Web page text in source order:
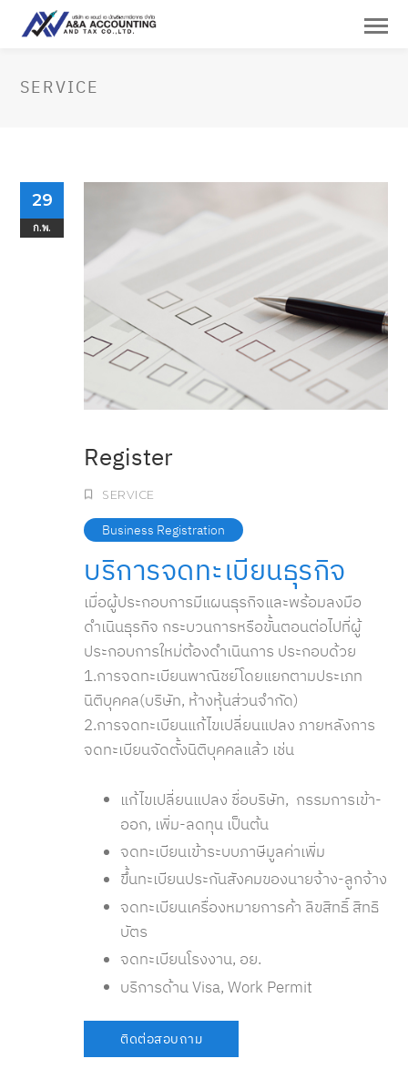
SERVICE
29
ก.พ.
Register
SERVICE
Business Registration
บริการจดทะเบียนธุรกิจ
เมื่อผู้ประกอบการมีแผนธุรกิจและพร้อมลงมือ
ดำเนินธุรกิจ กระบวนการหรือขั้นตอนต่อไปที่ผู้
ประกอบการใหม่ต้องดำเนินการ ประกอบด้วย
1.การจดทะเบียนพาณิชย์โดยแยกตามประเภท
นิติบุคคล(บริษัท, ห้างหุ้นส่วนจำกัด)
2.การจดทะเบียนแก้ไขเปลี่ยนแปลง ภายหลังการ
จดทะเบียนจัดตั้งนิติบุคคลแล้ว เช่น
แก้ไขเปลี่ยนแปลง ชื่อบริษัท, กรรมการเข้า-
ออก, เพิ่ม-ลดทุน เป็นต้น
จดทะเบียนเข้าระบบภาษีมูลค่าเพิ่ม
ขึ้นทะเบียนประกันสังคมของนายจ้าง-ลูกจ้าง
จดทะเบียนเครื่องหมายการค้า ลิขสิทธิ์ สิทธิ
บัตร
จดทะเบียนโรงงาน, อย.
บริการด้าน Visa, Work Permit
ติดต่อสอบถาม